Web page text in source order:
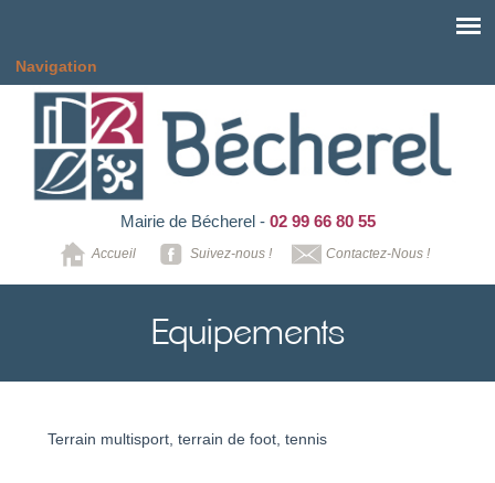
Navigation
Mairie de Bécherel - 02 99 66 80 55
Accueil Suivez-nous ! Contactez-Nous !
Equipements
Terrain multisport, terrain de foot, tennis